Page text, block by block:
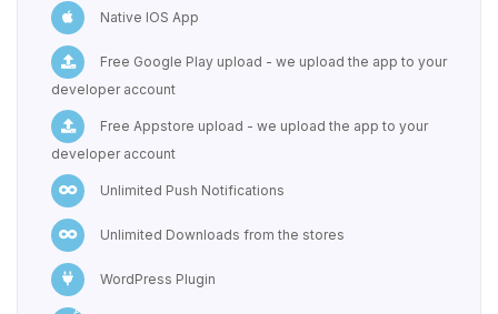
Native IOS App
Free Google Play upload - we upload the app to your
developer account
Free Appstore upload - we upload the app to your
developer account
Unlimited Push Notifications
Unlimited Downloads from the stores
WordPress Plugin